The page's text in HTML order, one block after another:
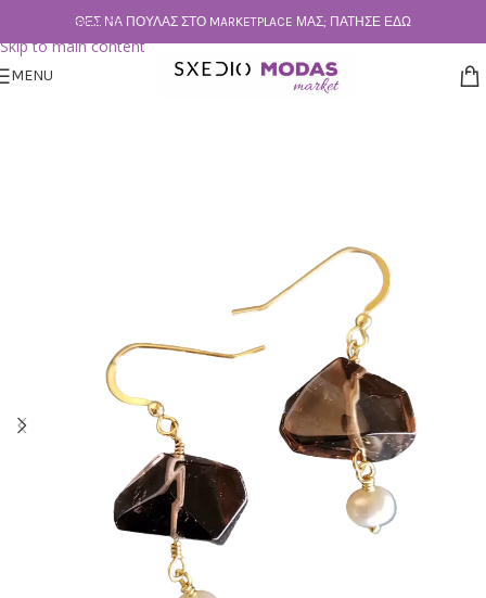
Skip to navigation
Skip to main content
ΘΕΣ ΝΑ ΠΟΥΛΆΣ ΣΤΟ MARKETPLACE ΜΑΣ; ΠΆΤΗΣΕ ΕΔΏ
MENU